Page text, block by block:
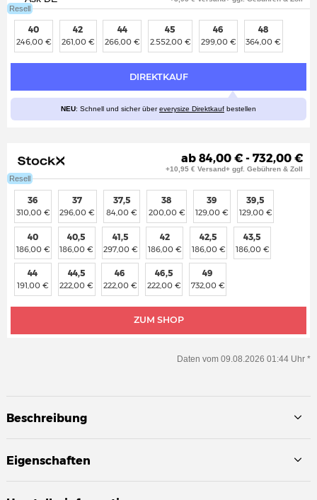
Resell
NEU: Schnell und sicher übereverysize Direktkauf bestellen
DIREKTKAUF
40
246,00 €
42
261,00 €
44
266,00 €
45
2.552,00 €
46
299,00 €
48
364,00 €
Resell
ab 84,00 € - 732,00 €
+10,95 € Versand+ ggf. Gebühren & Zoll
ZUM SHOP
36
310,00 €
37
296,00 €
37,5
84,00 €
38
200,00 €
39
129,00 €
39,5
129,00 €
40
186,00 €
40,5
186,00 €
41,5
297,00 €
42
186,00 €
42,5
186,00 €
43,5
186,00 €
44
191,00 €
44,5
222,00 €
46
222,00 €
46,5
222,00 €
49
732,00 €
Daten vom 09.08.2026 01:44 Uhr *
Beschreibung
Eigenschaften